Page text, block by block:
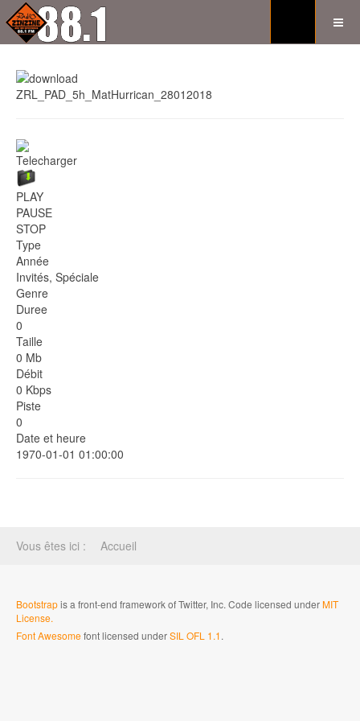
ZRL_PAD_5h_MatHurrican_28012018
Telecharger
PLAY
PAUSE
STOP
Type
Année
Invités, Spéciale
Genre
Duree
0
Taille
0 Mb
Débit
0 Kbps
Piste
0
Date et heure
1970-01-01 01:00:00
Vous êtes ici : Accueil
Bootstrapis a front-end framework of Twitter, Inc. Code licensed underMIT
License.
Font Awesomefont licensed underSIL OFL 1.1.